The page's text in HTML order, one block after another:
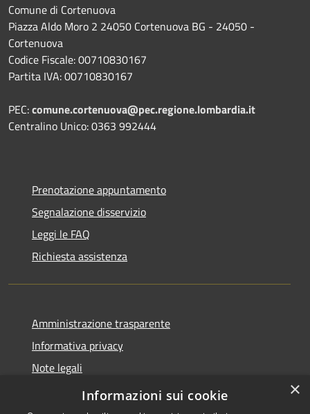
Comune di Cortenuova
Piazza Aldo Moro 2 24050 Cortenuova BG - 24050 -
Cortenuova
Codice Fiscale: 00710830167
Partita IVA: 00710830167
PEC:comune.cortenuova@pec.regione.lombardia.it
Centralino Unico: 0363 992444
Prenotazione appuntamento
Segnalazione disservizio
Leggi le FAQ
Richiesta assistenza
Amministrazione trasparente
Informativa privacy
Note legali
Dichiarazione di accessibilità
×
Informazioni sui cookie